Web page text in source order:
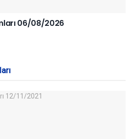
06/08/2026